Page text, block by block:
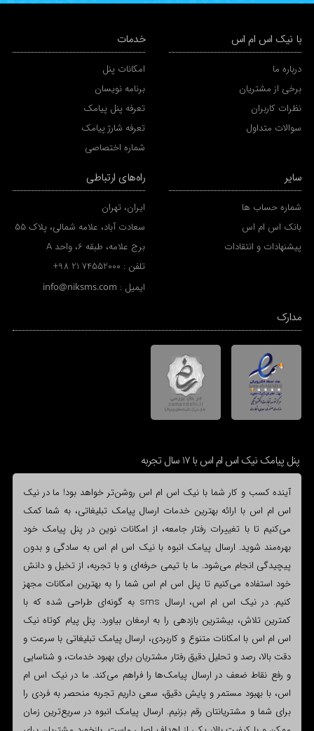
با نیک اس ام اس
درباره ما
برخی از مشتریان
نظرات کاربران
سوالات متداول
خدمات
امکانات پنل
برنامه نویسان
تعرفه پنل پیامک
تعرفه شارژ پیامک
شماره اختصاصی
سایر
شماره حساب ها
بانک اس ام اس
پیشنهادات و انتقادات
راه‌های ارتباطی
ایران، تهران
سعادت آباد، علامه شمالی، پلاک 55
برج علامه، طبقه 6، واحد A
تلفن : +98 21 74552000
ایمیل : info@niksms.com
مدارک
پنل پیامک نیک اس ام اس با 17 سال تجربه
آینده کسب و کار شما با نیک اس ام اس روشن‌تر خواهد بود! ما در نیک
اس ام اس با ارائه بهترین خدمات ارسال پیامک تبلیغاتی، به شما کمک
می‌کنیم تا با تغییرات رفتار جامعه، از امکانات نوین در پنل پیامک خود
بهره‌مند شوید. ارسال پیامک انبوه با نیک اس ام اس به سادگی و بدون
پیچیدگی انجام می‌شود. ما با تیمی حرفه‌ای و با تجربه، از تخیل و دانش
خود استفاده می‌کنیم تا پنل اس ام اس شما را به بهترین امکانات مجهز
کنیم. در نیک اس ام اس، ارسال sms به گونه‌ای طراحی شده که با
کمترین تلاش، بیشترین بازدهی را به ارمغان بیاورد. پنل پیام کوتاه نیک
اس ام اس با امکانات متنوع و کاربردی، ارسال پیامک تبلیغاتی با سرعت و
دقت بالا، رصد و تحلیل دقیق رفتار مشتریان برای بهبود خدمات، و شناسایی
و رفع نقاط ضعف در ارسال پیامک‌ها را فراهم می‌کند. ما در نیک اس ام
اس، با بهبود مستمر و پایش دقیق، سعی داریم تجربه منحصر به فردی را
برای شما و مشتریانتان رقم بزنیم. ارسال پیامک انبوه در سریع‌ترین زمان